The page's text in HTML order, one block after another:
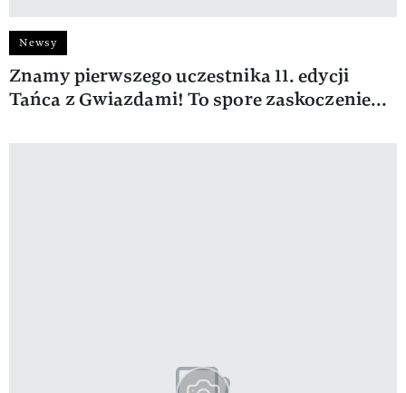
Newsy
Znamy pierwszego uczestnika 11. edycji
Tańca z Gwiazdami! To spore zaskoczenie...